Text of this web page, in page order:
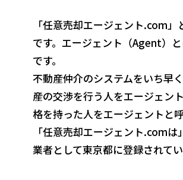
「任意売却エージェント.com
です。エージェント（Agent）
です。
不動産仲介のシステムをいち早
産の交渉を行う人をエージェン
格を持った人をエージェントと呼
「任意売却エージェント.com
業者として東京都に登録されてい